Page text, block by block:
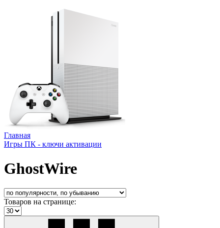
Главная
Игры ПК - ключи активации
GhostWire
Товаров на странице: